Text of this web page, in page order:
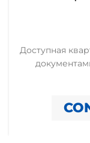
Доступная